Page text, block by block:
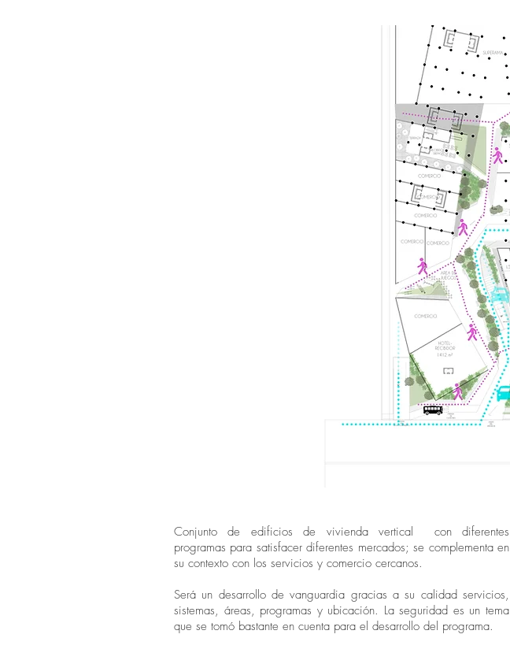
Conjunto de edificios de vivienda vertical con diferentes
programas para satisfacer diferentes mercados; se complementa en
su contexto con los servicios y comercio cercanos.
Será un desarrollo de vanguardia gracias a su calidad servicios,
sistemas, áreas, programas y ubicación. La seguridad es un tema
que se tomó bastante en cuenta para el desarrollo del programa.